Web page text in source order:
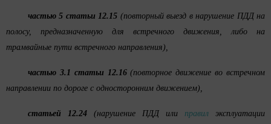
частью 5 статьи 12.15 (повторный выезд в нарушение ПДД на
полосу, предназначенную для встречного движения, либо на
трамвайные пути встречного направления),
частью 3.1 статьи 12.16(повторное движение во встречном
направлении по дороге с односторонним движением),
статьей 12.24(нарушение ПДД или правил эксплуатации